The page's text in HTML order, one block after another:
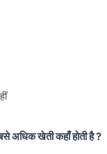
अधिक खेती कहाँ होती है ?